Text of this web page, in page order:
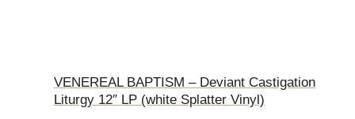
VENEREAL BAPTISM – Deviant Castigation
Liturgy 12″ LP (white Splatter Vinyl)